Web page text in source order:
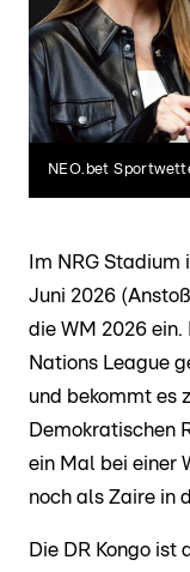
NEO.bet
Im NRG
Juni 2026
die WM 2026
Nations League
und bekommt es
Demokratischen
ein Mal bei einer
noch als Zaire in
Die DR Kongo